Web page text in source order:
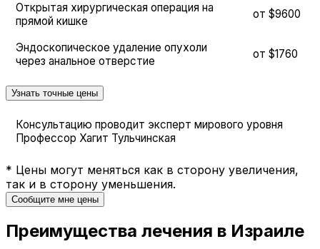
Открытая хирургическая операция на
прямой кишке
от $9600
Эндоскопическое удаление опухоли
через анальное отверстие
от $1760
Узнать точные цены
Консультацию проводит эксперт мирового уровня
Профессор Хагит Тульчинская
* Цены могут меняться как в сторону увеличения,
так и в сторону уменьшения.
Сообщите мне цены
Преимущества лечения в Израиле